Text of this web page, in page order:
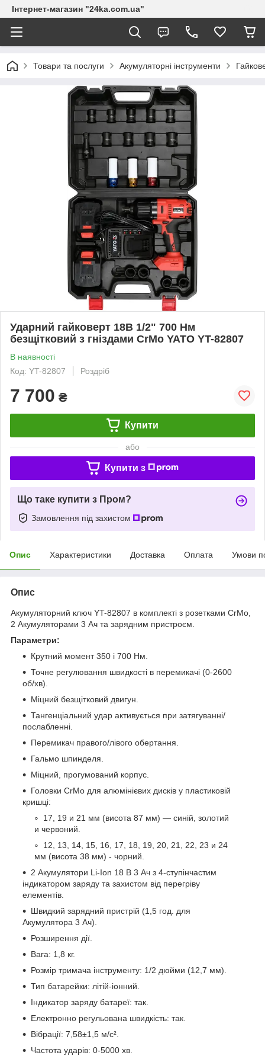
Інтернет-магазин "24ka.com.ua"
Товари та послуги Акумуляторні інструменти
Ударний гайковерт 18В 1/2" 700 Нм
безщітковий з гніздами CrMo YATO YT-82807
В наявності
Код: YT-82807
Роздріб
7 700 ₴
Купити
або
Купити з
Що таке купити з Пром?
Замовлення під захистом
Опис Характеристики Доставка Оплата Умови
Опис
Акумуляторний ключ YT-82807 в комплекті з розетками CrMo,
2 Акумуляторами 3 Ач та зарядним пристроєм.
Параметри:
Крутний момент 350 і 700 Нм.
Точне регулювання швидкості в перемикачі (0-2600
об/хв).
Міцний безщітковий двигун.
Тангенціальний удар активується при затягуванні/
послабленні.
Перемикач правого/лівого обертання.
Гальмо шпинделя.
Міцний, прогумований корпус.
Головки CrMo для алюмінієвих дисків у пластиковій
кришці:
17, 19 и 21 мм (висота 87 мм) — синій, золотий
и червоний.
12, 13, 14, 15, 16, 17, 18, 19, 20, 21, 22, 23 и 24
мм (висота 38 мм) - чорний.
2 Акумулятори Li-Ion 18 В 3 Ач з 4-ступінчастим
індикатором заряду та захистом від перегріву
елементів.
Швидкий зарядний пристрій (1,5 год. для
Акумулятора 3 Ач).
Розширення дії.
Вага: 1,8 кг.
Розмір тримача інструменту: 1/2 дюйми (12,7 мм).
Тип батарейки: літій-іонний.
Індикатор заряду батареї: так.
Електронно регульована швидкість: так.
Вібрації: 7,58±1,5 м/с².
Частота ударів: 0-5000 хв.